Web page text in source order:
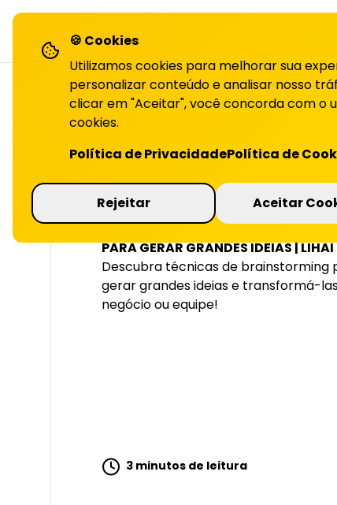
VOLTAR PARA O BLOG
Técnicas de
PARA GERAR GRANDES IDEIAS | LIHAI
Descubra técnicas de brainstorming
gerar grandes ideias e transformá-
negócio ou equipe!
3 minutos de leitura
🍪 Cookies
Utilizamos cookies para melhorar sua
personalizar conteúdo e analisar nosso
clicar em "Aceitar", você concorda com o
cookies.
Política de PrivacidadePolítica de
Rejeitar Aceitar